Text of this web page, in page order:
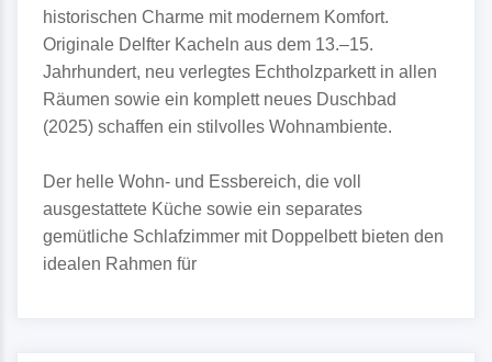
historischen Charme mit modernem Komfort.
Originale Delfter Kacheln aus dem 13.–15.
Jahrhundert, neu verlegtes Echtholzparkett in allen
Räumen sowie ein komplett neues Duschbad
(2025) schaffen ein stilvolles Wohnambiente.
Der helle Wohn- und Essbereich, die voll
ausgestattete Küche sowie ein separates
gemütliche Schlafzimmer mit Doppelbett bieten den
idealen Rahmen für